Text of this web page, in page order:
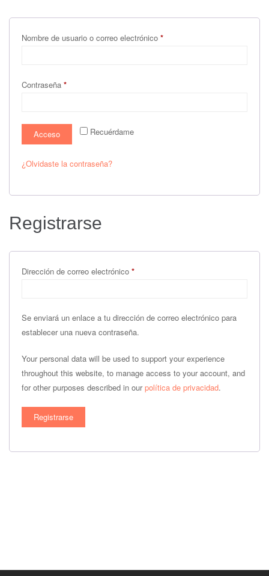
BEBÉ
OUTLET
Nombre de usuario o correo electrónico *Obligatorio
Contraseña *Obligatorio
Recuérdame
Acceso
¿Olvidaste la contraseña?
Registrarse
Dirección de correo electrónico *Obligatorio
Se enviará un enlace a tu dirección de correo electrónico para
establecer una nueva contraseña.
Your personal data will be used to support your experience
throughout this website, to manage access to your account, and
for other purposes described in ourpolítica de privacidad.
Registrarse